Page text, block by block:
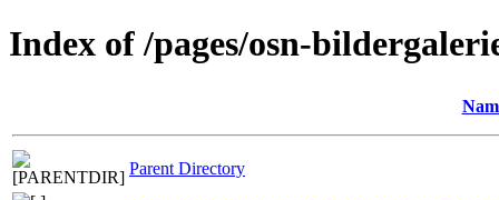
Index of /pages/osn-
Parent Directory